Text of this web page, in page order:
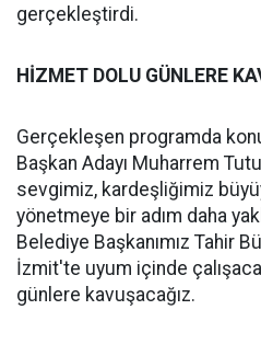
gerçekleştirdi.
HİZMET DOLU GÜNLERE
Gerçekleşen programda
Başkan Adayı Muharrem
sevgimiz, kardeşliğimiz
yönetmeye bir adım daha
Belediye Başkanımız Tahir
İzmit'te uyum içinde
günlere kavuşacağız.